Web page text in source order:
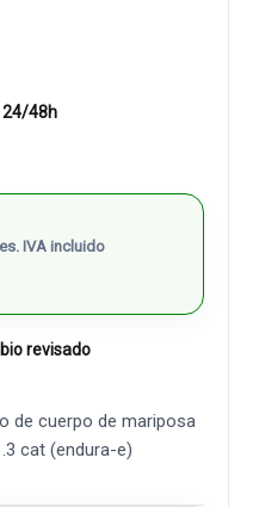
24/48h
IVA incluido
revisado
de cuerpo de mariposa
cat (endura-e)